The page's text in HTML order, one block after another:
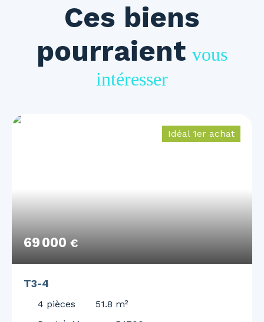
Ces biens
pourraient vous
intéresser
69 000 €
Idéal 1er achat
T3-4
4 pièces 51.8 m²